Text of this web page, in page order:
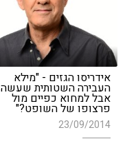
אידריסו הגזים - "מילא
העבירה השטותית שעשה
אבל למחוא כפיים מול
פרצופו של השופט?"
23/09/2014